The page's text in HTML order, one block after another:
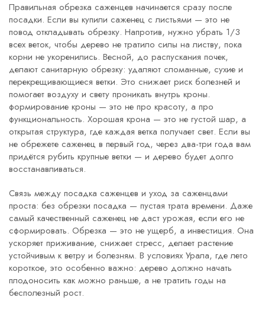
Правильная обрезка саженцев начинается сразу после
посадки. Если вы купили саженец с листьями — это не
повод откладывать обрезку. Напротив, нужно убрать 1/3
всех веток, чтобы дерево не тратило силы на листву, пока
корни не укоренились. Весной, до распускания почек,
делают санитарную обрезку: удаляют сломанные, сухие и
перекрещивающиеся ветки. Это снижает риск болезней и
помогает воздуху и свету проникать внутрь кроны.
формирование кроны — это не про красоту, а про
функциональность. Хорошая крона — это не густой шар, а
открытая структура, где каждая ветка получает свет. Если вы
не обрежете саженец в первый год, через два-три года вам
придётся рубить крупные ветки — и дерево будет долго
восстанавливаться.
Связь между посадка саженцев и уход за саженцами
проста: без обрезки посадка — пустая трата времени. Даже
самый качественный саженец не даст урожая, если его не
сформировать. Обрезка — это не ущерб, а инвестиция. Она
ускоряет приживание, снижает стресс, делает растение
устойчивым к ветру и болезням. В условиях Урала, где лето
короткое, это особенно важно: дерево должно начать
плодоносить как можно раньше, а не тратить годы на
бесполезный рост.